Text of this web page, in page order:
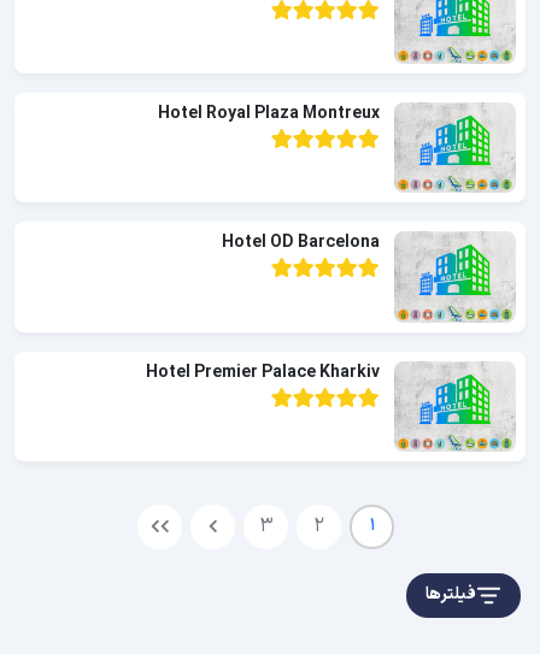
Hotel Royal Plaza Montreux
Hotel OD Barcelona
Hotel Premier Palace Kharkiv
1
2
3
فیلترها